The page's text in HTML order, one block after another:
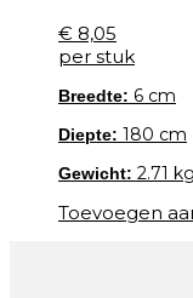
€ 8,05
per stuk
Breedte: 6 cm
Diepte: 180 cm
Gewicht: 2.71 kg
Toevoegen